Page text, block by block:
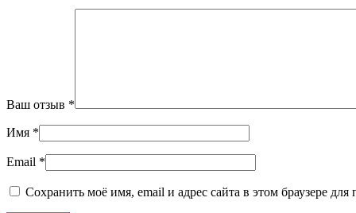
Ваш отзыв *
Имя *
Email *
Сохранить моё имя, email и адрес сайта в этом браузере